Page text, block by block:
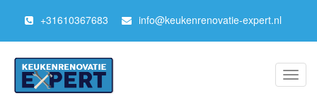
+31610367683 info@keukenrenovatie-expert.nl